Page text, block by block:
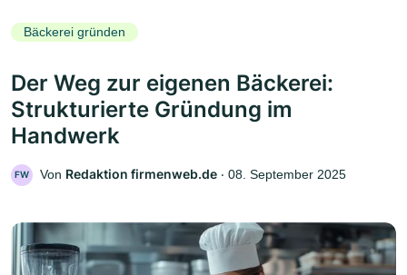
Bäckerei gründen
Der Weg zur eigenen Bäckerei:
Strukturierte Gründung im
Handwerk
FW Von Redaktion firmenweb.de ‧ 08. September 2025